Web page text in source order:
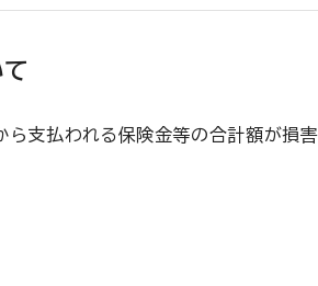
支払われる保険金等の合計額が損